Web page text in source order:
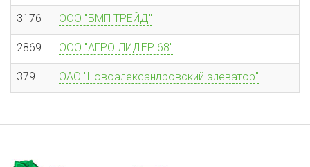
3176 ООО "БМП ТРЕЙД"
2869 ООО "АГРО ЛИДЕР 68"
379 ОАО "Новоалександровский элеватор"